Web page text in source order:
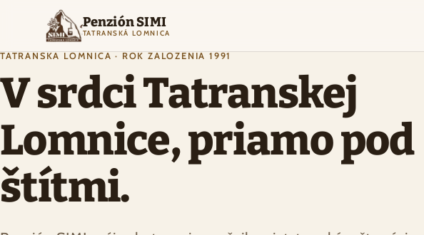
Penzión SIMI
TATRANSKÁ LOMNICA
TATRANSKÁ LOMNICA · ROK ZALOŽENIA 1991
V srdci Tatranskej
Lomnice, priamo pod
štítmi.